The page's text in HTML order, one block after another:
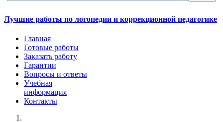
Лучшие работы по логопедии и коррекционной педагогике
Главная
Готовые работы
Заказать работу
Гарантии
Вопросы и ответы
Учебная
информация
Контакты